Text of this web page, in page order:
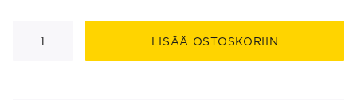
riippuvalaisin
LISÄÄ OSTOSKORIIN